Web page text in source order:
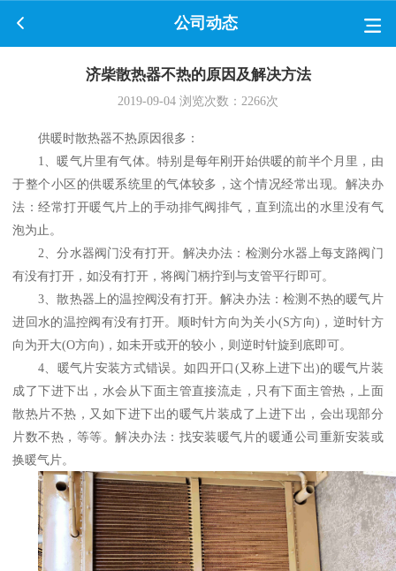
公司动态
济柴散热器不热的原因及解决方法
2019-09-04 浏览次数： 2266次
供暖时散热器不热原因很多：
1、暖气片里有气体。特别是每年刚开始供暖的前半个月里，由
于整个小区的供暖系统里的气体较多，这个情况经常出现。解决办
法：经常打开暖气片上的手动排气阀排气，直到流出的水里没有气
泡为止。
2、分水器阀门没有打开。解决办法：检测分水器上每支路阀门
有没有打开，如没有打开，将阀门柄拧到与支管平行即可。
3、散热器上的温控阀没有打开。解决办法：检测不热的暖气片
进回水的温控阀有没有打开。顺时针方向为关小(S方向)，逆时针方
向为开大(O方向)，如未开或开的较小，则逆时针旋到底即可。
4、暖气片安装方式错误。如四开口(又称上进下出)的暖气片装
成了下进下出，水会从下面主管直接流走，只有下面主管热，上面
散热片不热，又如下进下出的暖气片装成了上进下出，会出现部分
片数不热，等等。解决办法：找安装暖气片的暖通公司重新安装或
换暖气片。